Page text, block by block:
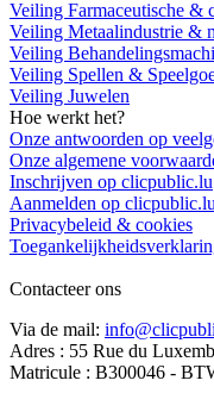
Veiling Farmaceutische &
Veiling Metaalindustrie &
Veiling
Veiling Spellen &
Veiling Juwelen
Hoe werkt het?
Onze antwoorden op
Onze algemene
Inschrijven op clicpublic.lu
Aanmelden op clicpublic.lu
Privacybeleid & cookies
Contacteer ons
Via de mail:
Adres : 55 Rue du
Matricule : B300046 -